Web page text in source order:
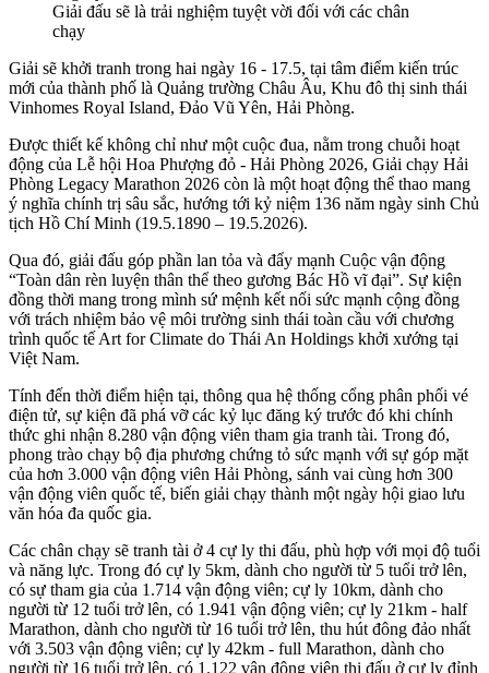
Giải đấu sẽ là trải nghiệm tuyệt vời đối với các chân
chạy
Giải sẽ khởi tranh trong hai ngày 16 - 17.5, tại tâm điểm kiến trúc
mới của thành phố là Quảng trường Châu Âu, Khu đô thị sinh thái
Vinhomes Royal Island, Đảo Vũ Yên, Hải Phòng.
Được thiết kế không chỉ như một cuộc đua, nằm trong chuỗi hoạt
động của Lễ hội Hoa Phượng đỏ - Hải Phòng 2026, Giải chạy Hải
Phòng Legacy Marathon 2026 còn là một hoạt động thể thao mang
ý nghĩa chính trị sâu sắc, hướng tới kỷ niệm 136 năm ngày sinh Chủ
tịch Hồ Chí Minh (19.5.1890 – 19.5.2026).
Qua đó, giải đấu góp phần lan tỏa và đẩy mạnh Cuộc vận động
“Toàn dân rèn luyện thân thể theo gương Bác Hồ vĩ đại”. Sự kiện
đồng thời mang trong mình sứ mệnh kết nối sức mạnh cộng đồng
với trách nhiệm bảo vệ môi trường sinh thái toàn cầu với chương
trình quốc tế Art for Climate do Thái An Holdings khởi xướng tại
Việt Nam.
Tính đến thời điểm hiện tại, thông qua hệ thống cổng phân phối vé
điện tử, sự kiện đã phá vỡ các kỷ lục đăng ký trước đó khi chính
thức ghi nhận 8.280 vận động viên tham gia tranh tài. Trong đó,
phong trào chạy bộ địa phương chứng tỏ sức mạnh với sự góp mặt
của hơn 3.000 vận động viên Hải Phòng, sánh vai cùng hơn 300
vận động viên quốc tế, biến giải chạy thành một ngày hội giao lưu
văn hóa đa quốc gia.
Các chân chạy sẽ tranh tài ở 4 cự ly thi đấu, phù hợp với mọi độ tuổi
và năng lực. Trong đó cự ly 5km, dành cho người từ 5 tuổi trở lên,
có sự tham gia của 1.714 vận động viên; cự ly 10km, dành cho
người từ 12 tuổi trở lên, có 1.941 vận động viên; cự ly 21km - half
Marathon, dành cho người từ 16 tuổi trở lên, thu hút đông đảo nhất
với 3.503 vận động viên; cự ly 42km - full Marathon, dành cho
người từ 16 tuổi trở lên, có 1.122 vận động viên thi đấu ở cự ly đỉnh